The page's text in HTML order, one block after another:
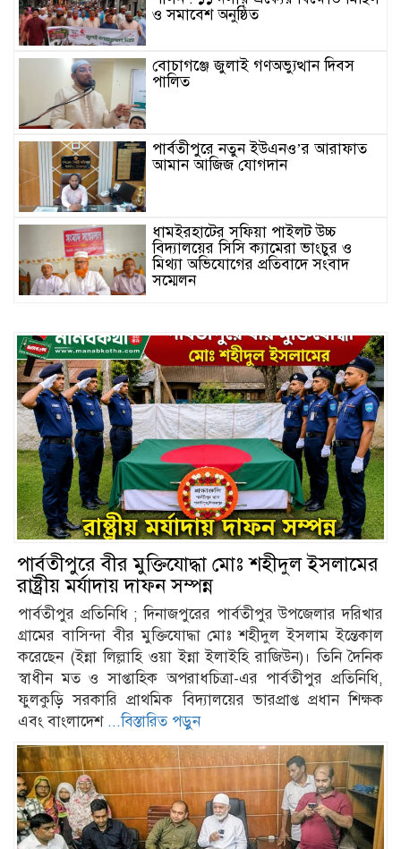
ও সমাবেশ অনুষ্ঠিত
বোচাগঞ্জে জুলাই গণঅভ্যুত্থান দিবস
পালিত
পার্বতীপুরে নতুন ইউএনও’র আরাফাত
আমান আজিজ যোগদান
ধামইরহাটের সফিয়া পাইলট উচ্চ
বিদ্যালয়ের সিসি ক্যামেরা ভাংচুর ও
মিথ্যা অভিযোগের প্রতিবাদে সংবাদ
সম্মেলন
জিয়া স্মৃতি গোল্ডকাপ ফুটবল টুর্নামেন্ট”-
এর জমকালো উদ্বোধন
কুড়িগ্রাম সদর সাব-রেজিস্ট্রার অফিসে
সন্ত্রাসী হামলায় রক্তাক্ত জখম নকল নবিশ
মমিন
গণভোটের জনরায় ও জুলাই সনদ
বাস্তবায়নের দাবিতে কুড়িগ্রাম জেলা
জামায়াতের উদ্যোগে সুবিশাল বিক্ষোভ
মিছিল অনুষ্ঠিত
Juegos de casino online Chile:
guía de los más populares y
cómo empezar
Juegos de casino online Chile:
guía de los más populares y
cómo empezar
guía de los más populares y
cómo empezar
পার্বতীপুরে বীর মুক্তিযোদ্ধা মোঃ শহীদুল ইসলামের
রাষ্ট্রীয় মর্যাদায় দাফন সম্পন্ন
পার্বতীপুর প্রতিনিধি ; দিনাজপুরের পার্বতীপুর উপজেলার দরিখার
গ্রামের বাসিন্দা বীর মুক্তিযোদ্ধা মোঃ শহীদুল ইসলাম ইন্তেকাল
করেছেন (ইন্না লিল্লাহি ওয়া ইন্না ইলাইহি রাজিউন)। তিনি দৈনিক
স্বাধীন মত ও সাপ্তাহিক অপরাধচিত্রা-এর পার্বতীপুর প্রতিনিধি,
ফুলকুড়ি সরকারি প্রাথমিক বিদ্যালয়ের ভারপ্রাপ্ত প্রধান শিক্ষক
এবং বাংলাদেশ ...বিস্তারিত পড়ুন